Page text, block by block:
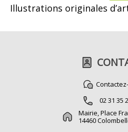
Illustrations originales
02 31 35
Mairie, Place
14460